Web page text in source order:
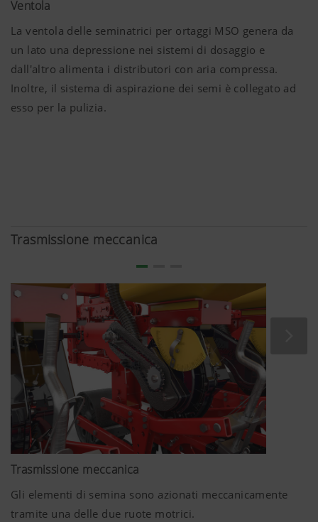
Scopo dei
Cookies
Durata
Google
Analytics
dell'uso di
6 Mesi
Maggiori informazioni
Marketing
Desideriamo mostrarvi contenuti interessanti
sul nostro sito web e sui social media, perciò
utilizziamo tecnologie web (anche cookies) di
Ventola
La ventola delle seminatrici per ortaggi MSO genera da
un lato una depressione nei sistemi di dosaggio e
dall'altro alimenta i distributori con aria compressa.
Inoltre, il sistema di aspirazione dei semi è collegato ad
esso per la pulizia.
Trasmissione meccanica
Trasmissione meccanica
Gli elementi di semina sono azionati meccanicamente
tramite una delle due ruote motrici.